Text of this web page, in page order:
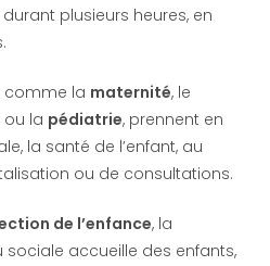
plusieurs heures, en
comme la maternité, le
ou la pédiatrie, prennent en
la santé de l’enfant, au
ou de consultations.
de l’enfance, la
accueille des enfants,